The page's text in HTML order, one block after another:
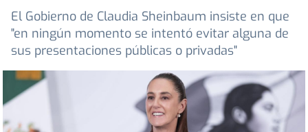
El Gobierno de Claudia Sheinbaum insiste en que
"en ningún momento se intentó evitar alguna de
sus presentaciones públicas o privadas"